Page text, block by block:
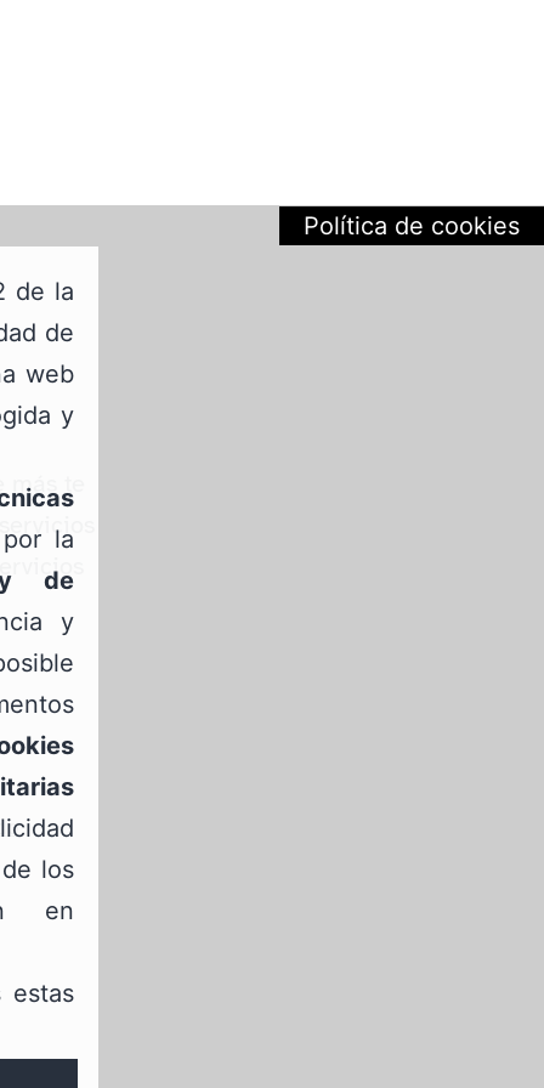
te
Política de cookies
de la
de
web
y
la
y de
y
los
en
estas